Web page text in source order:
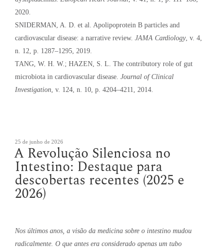
2020.
SNIDERMAN, A. D. et al. Apolipoprotein B particles and
cardiovascular disease: a narrative review. JAMA Cardiology, v. 4,
n. 12, p. 1287–1295, 2019.
TANG, W. H. W.; HAZEN, S. L. The contributory role of gut
microbiota in cardiovascular disease. Journal of Clinical
Investigation , v. 124, n. 10, p. 4204–4211, 2014.
Publicado
em
25 de junho de 2026
A Revolução Silenciosa no
Intestino: Destaque para
descobertas recentes (2025 e
2026)
Nos últimos anos, a visão da medicina sobre o intestino mudou
radicalmente. O que antes era considerado apenas um tubo